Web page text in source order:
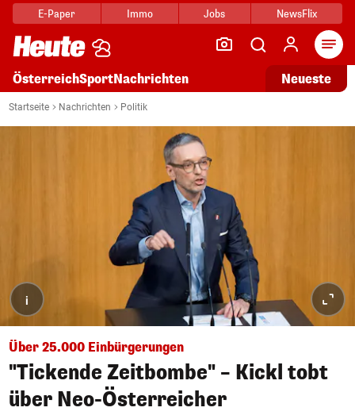
E-Paper Immo Jobs NewsFlix
ÖsterreichSportNachrichten Neueste
Startseite Nachrichten Politik
i
Über 25.000 Einbürgerungen
"Tickende Zeitbombe" – Kickl tobt
über Neo-Österreicher